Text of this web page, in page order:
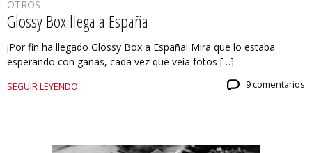
OTROS
Glossy Box llega a España
¡Por fin ha llegado Glossy Box a España! Mira que lo estaba
esperando con ganas, cada vez que veía fotos […]
SEGUIR LEYENDO 9 comentarios